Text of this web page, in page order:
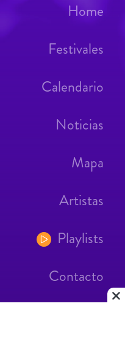
Home
Festivales
Calendario
Noticias
Mapa
Artistas
Playlists
Contacto